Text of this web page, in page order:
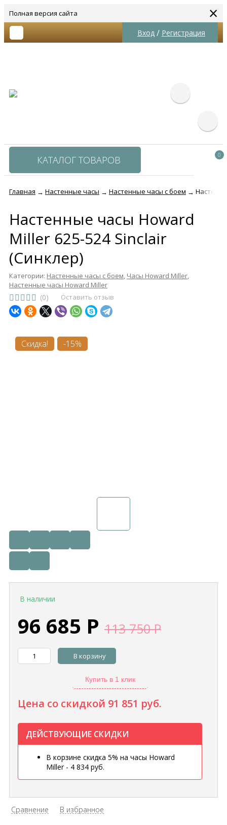
Полная версия сайта ×
Вход / Регистрация
КАТАЛОГ ТОВАРОВ 0
Главная → Настенные часы → Настенные часы с боем →
Настенные часы Howard
Miller 625-524 Sinclair
(Синклер)
Категории: Настенные часы с боем, Часы Howard Miller,
Настенные часы Howard Miller
(0) Оставить отзыв
Скидка! -15%
В наличии
96 685 Р 113 750Р
В корзину
Купить в 1 клик
Цена со скидкой 91 851 руб.
ДЕЙСТВУЮЩИЕ СКИДКИ
В корзине скидка 5% на часы Howard
Miller - 4 834 руб.
Сравнение В избранное